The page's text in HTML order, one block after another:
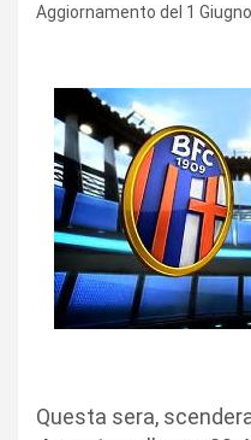
Aggiornamento del 1
Questa sera,